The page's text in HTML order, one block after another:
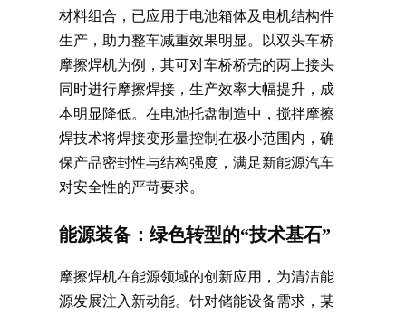
材料组合，已应用于电池箱体及电机结构件
生产，助力整车减重效果明显。以双头车桥
摩擦焊机为例，其可对车桥桥壳的两上接头
同时进行摩擦焊接，生产效率大幅提升，成
本明显降低。在电池托盘制造中，搅拌摩擦
焊技术将焊接变形量控制在极小范围内，确
保产品密封性与结构强度，满足新能源汽车
对安全性的严苛要求。
能源装备：绿色转型的“技术基石”
摩擦焊机在能源领域的创新应用，为清洁能
源发展注入新动能。针对储能设备需求，某